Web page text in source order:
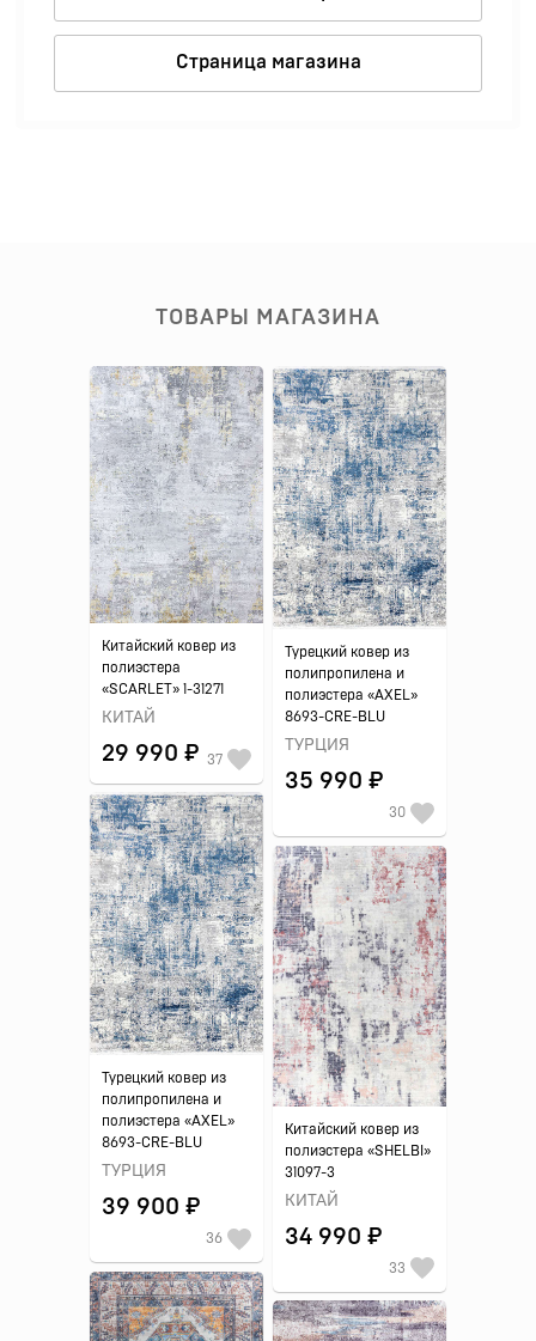
Страница магазина
ТОВАРЫ МАГАЗИНА
Китайский ковер из
полиэстера
«SCARLET» 1-31271
КИТАЙ
29 990 ₽ 37
Турецкий ковер из
полипропилена и
полиэстера «AXEL»
8693-CRE-BLU
ТУРЦИЯ
35 990 ₽
30
Турецкий ковер из
полипропилена и
полиэстера «AXEL»
8693-CRE-BLU
ТУРЦИЯ
39 900 ₽
36
Китайский ковер из
полиэстера «SHELBI»
31097-3
КИТАЙ
34 990 ₽
33